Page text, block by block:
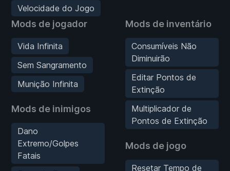
Velocidade do Jogo
Mods de jogador
Vida Infinita
Sem Sangramento
Munição Infinita
Mods de inimigos
Dano
Extremo/Golpes
Fatais
Mods de inventário
Consumíveis Não
Diminuirão
Editar Pontos de
Extinção
Multiplicador de
Pontos de Extinção
Mods de jogo
Resetar Tempo de